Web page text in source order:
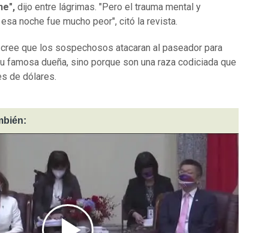
dijo entre lágrimas. "Pero el trauma mental y
noche fue mucho peor", citó la revista.
que los sospechosos atacaran al paseador para
famosa dueña, sino porque son una raza codiciada que
de dólares.